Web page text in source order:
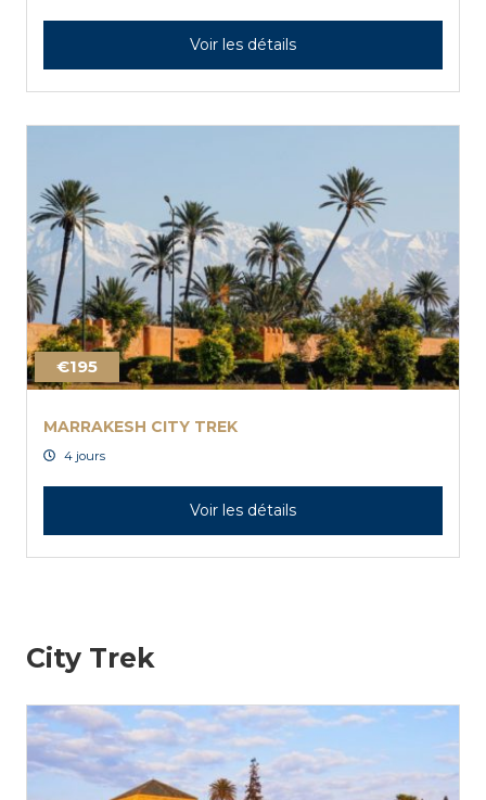
Voir les détails
€195
MARRAKESH CITY TREK
4 jours
Voir les détails
City Trek